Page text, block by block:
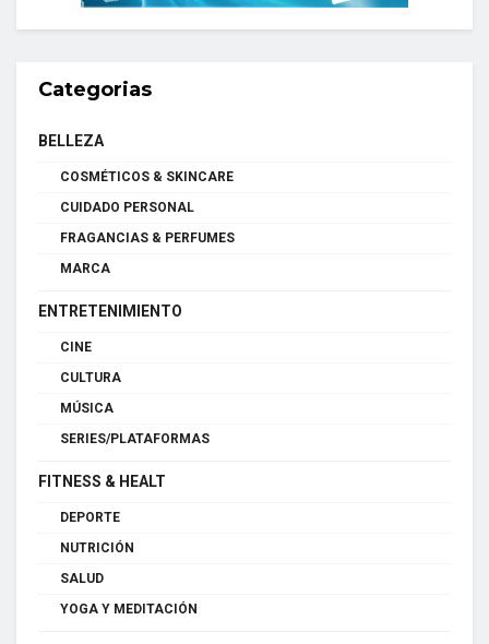
Categorias
BELLEZA
COSMÉTICOS & SKINCARE
CUIDADO PERSONAL
FRAGANCIAS & PERFUMES
MARCA
ENTRETENIMIENTO
CINE
CULTURA
MÚSICA
SERIES/PLATAFORMAS
FITNESS & HEALT
DEPORTE
NUTRICIÓN
SALUD
YOGA Y MEDITACIÓN